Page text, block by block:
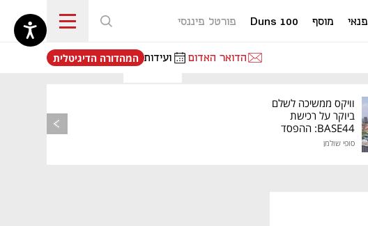
פנאי מוסף Duns 100 פורטל פיננסי
הדואר האדום ועידות
נפתח בכרטיסייה חדשה
המהדורה הדיגיטלית
וויקס ממשיכה לשלם
ביוקר על רכישת
BASE44: ההפסד
סופי שולמן